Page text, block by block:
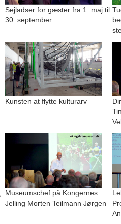
Sejladser for gæster fra 1. maj til
30. september
Kunsten at flytte kulturarv
Museumschef på Kongernes
Jelling Morten Teilmann Jørgen